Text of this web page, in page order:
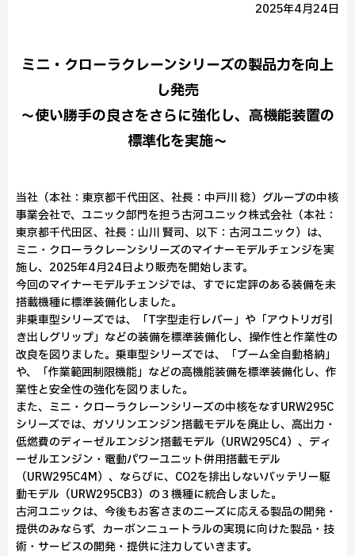
2025年4月24日
ミニ・クローラクレーンシリーズの製品力を向上
し発売
～使い勝手の良さをさらに強化し、高機能装置の
標準化を実施～
当社（本社：東京都千代田区、社長：中戸川 稔）グループの中核
事業会社で、ユニック部門を担う古河ユニック株式会社（本社：
東京都千代田区、社長：山川 賢司、以下：古河ユニック）は、
ミニ・クローラクレーンシリーズのマイナーモデルチェンジを実
施し、2025年4月24日より販売を開始します。
今回のマイナーモデルチェンジでは、すでに定評のある装備を未
搭載機種に標準装備化しました。
非乗車型シリーズでは、「T字型走行レバー」や「アウトリガ引
き出しグリップ」などの装備を標準装備化し、操作性と作業性の
改良を図りました。乗車型シリーズでは、「ブーム全自動格納」
や、「作業範囲制限機能」などの高機能装備を標準装備化し、作
業性と安全性の強化を図りました。
また、ミニ・クローラクレーンシリーズの中核をなすURW295C
シリーズでは、ガソリンエンジン搭載モデルを廃止し、高出力・
低燃費のディーゼルエンジン搭載モデル（URW295C4）、ディ
ーゼルエンジン・電動パワーユニット併用搭載モデル
（URW295C4M）、ならびに、CO2を排出しないバッテリー駆
動モデル（URW295CB3）の３機種に統合しました。
古河ユニックは、今後もお客さまのニーズに応える製品の開発・
提供のみならず、カーボンニュートラルの実現に向けた製品・技
術・サービスの開発・提供に注力していきます。